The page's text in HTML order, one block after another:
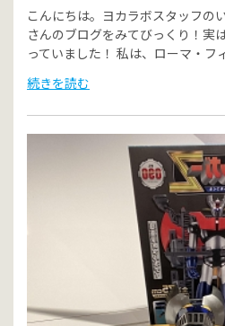
こんにちは。ヨカラボスタッフの
さんのブログをみてびっくり！実
っていました！ 私は、ローマ・
続きを読む